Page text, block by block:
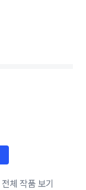
전체 작품 보기